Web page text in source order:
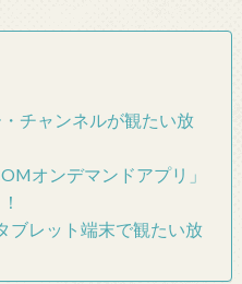
チャンネルが観たい放
オンデマンドアプリ」
ブレット端末で観たい放